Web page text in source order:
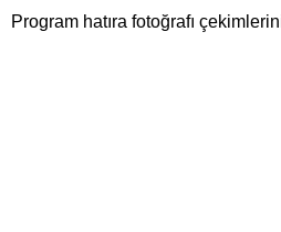
Program hatıra fotoğrafı